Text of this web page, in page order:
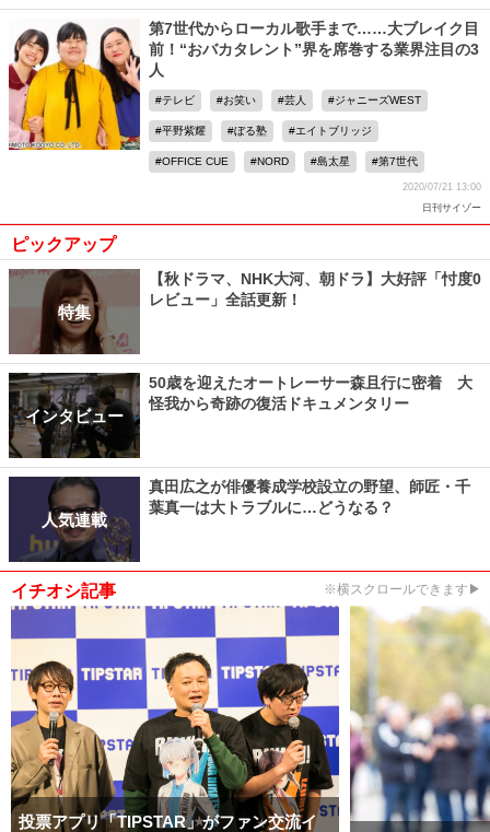
第7世代からローカル歌手まで……大ブレイク目
前！“おバカタレント”界を席巻する業界注目の3
人
テレビ お笑い 芸人 ジャニーズWEST
平野紫耀 ぼる塾 エイトブリッジ
OFFICE CUE NORD 島太星 第7世代
2020/07/21 13:00
日刊サイゾー
ピックアップ
特集
【秋ドラマ、NHK大河、朝ドラ】大好評「忖度0
レビュー」全話更新！
インタビュー
50歳を迎えたオートレーサー森且行に密着 大
怪我から奇跡の復活ドキュメンタリー
人気連載
真田広之が俳優養成学校設立の野望、師匠・千
葉真一は大トラブルに…どうなる？
イチオシ記事 ※横スクロールできます▶
投票アプリ「TIPSTAR」がファン交流イ